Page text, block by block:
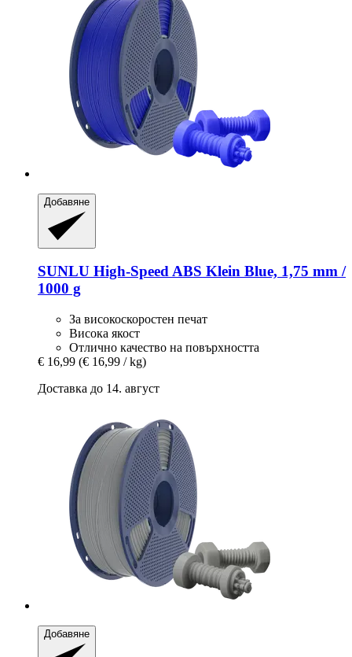
Добавяне
SUNLU High-​Speed ABS Klein Blue, 1,75 mm /
1000 g
За високоскоростен печат
Висока якост
Отлично качество на повърхността
€ 16,99 (€ 16,99 / kg)
Доставка до 14. август
Добавяне